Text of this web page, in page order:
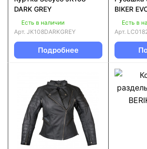
DARK GREY
Есть в наличии
Арт. JK108DARKGREY
Подробнее
BIKER
Есть в
Арт.